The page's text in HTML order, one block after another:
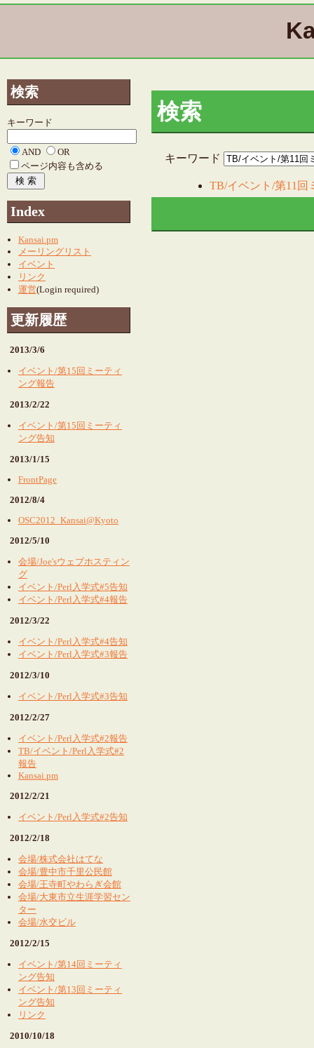
検索
キーワード
TB/イベント/第11回
検索
キーワード
AND
OR
ページ内容も含める
Index
Kansai.pm
メーリングリスト
イベント
リンク
運営(Login required)
更新履歴
2013/3/6
イベント/第15回ミーティ
ング報告
2013/2/22
イベント/第15回ミーティ
ング告知
2013/1/15
FrontPage
2012/8/4
OSC2012_Kansai@Kyoto
2012/5/10
会場/Joe'sウェブホスティン
グ
イベント/Perl入学式#5告知
イベント/Perl入学式#4報告
2012/3/22
イベント/Perl入学式#4告知
イベント/Perl入学式#3報告
2012/3/10
イベント/Perl入学式#3告知
2012/2/27
イベント/Perl入学式#2報告
TB/イベント/Perl入学式#2
報告
Kansai.pm
2012/2/21
イベント/Perl入学式#2告知
2012/2/18
会場/株式会社はてな
会場/豊中市千里公民館
会場/王寺町やわらぎ会館
会場/大東市立生涯学習セン
ター
会場/水交ビル
2012/2/15
イベント/第14回ミーティ
ング告知
イベント/第13回ミーティ
ング告知
リンク
2010/10/18